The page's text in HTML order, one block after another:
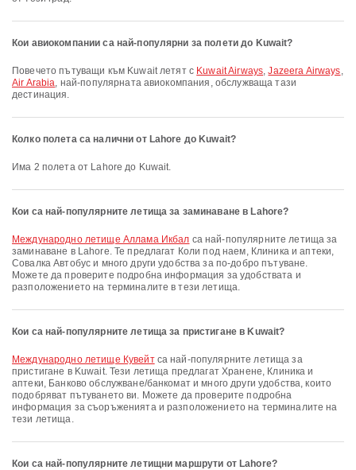
Кои авиокомпании са най-популярни за полети до Kuwait?
Повечето пътуващи към Kuwait летят с Kuwait Airways,Jazeera Airways,
Air Arabia, най-популярната авиокомпания, обслужваща тази
дестинация.
Колко полета са налични от Lahore до Kuwait?
Има 2 полета от Lahore до Kuwait.
Кои са най-популярните летища за заминаване в Lahore?
Международно летище Аллама Икбал са най-популярните летища за
заминаване в Lahore. Те предлагат Коли под наем, Клиника и аптеки,
Совалка Автобус и много други удобства за по-добро пътуване.
Можете да проверите подробна информация за удобствата и
разположението на терминалите в тези летища.
Кои са най-популярните летища за пристигане в Kuwait?
Международно летище Кувейтса най-популярните летища за
пристигане в Kuwait. Тези летища предлагат Хранене, Клиника и
аптеки, Банково обслужване/банкомат и много други удобства, които
подобряват пътуването ви. Можете да проверите подробна
информация за съоръженията и разположението на терминалите на
тези летища.
Кои са най-популярните летищни маршрути от Lahore?